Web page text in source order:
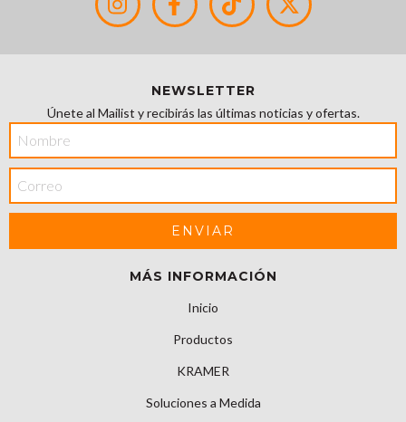
NEWSLETTER
Únete al Mailist y recibirás las últimas noticias y ofertas.
MÁS INFORMACIÓN
Inicio
Productos
KRAMER
Soluciones a Medida